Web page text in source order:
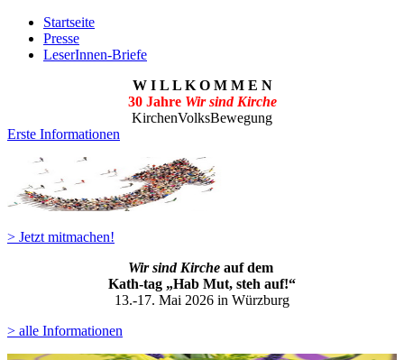
Startseite
Presse
LeserInnen-Briefe
W I L L K O M M E N
30 Jahre Wir sind Kirche
KirchenVolksBewegung
Erste Informationen
> Jetzt mitmachen!
Wir sind Kirche auf dem
Kath-tag „Hab Mut, steh auf!“
13.-17. Mai 2026 in Würzburg
> alle Informationen